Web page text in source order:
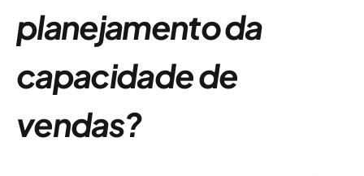
planejamento da
capacidade de
vendas?